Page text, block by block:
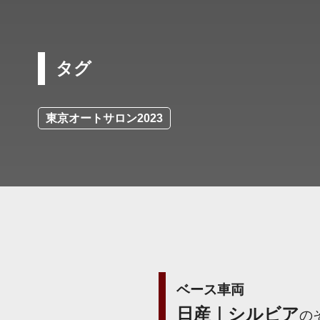
タグ
東京オートサロン2023
ベース車両
日産｜シルビアの